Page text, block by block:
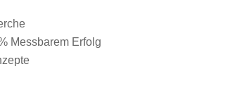
Messbarem Erfolg